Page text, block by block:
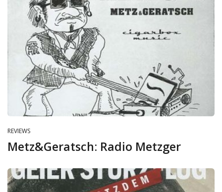
REVIEWS
Metz&Geratsch: Radio Metzger